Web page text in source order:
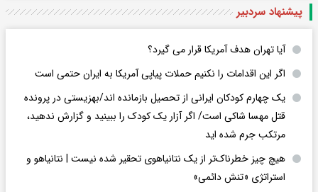
پیشنهاد سردبیر
آیا تهران هدف آمریکا قرار می گیرد؟
اگر این اقدامات را نکنیم حملات پیاپی آمریکا به ایران حتمی است
یک چهارم کودکان ایرانی از تحصیل بازمانده اند/بهزیستی در پرونده
قتل مهسا شاکی است/ اگر آزار یک کودک را ببینید و گزارش ندهید،
مرتکب جرم شده اید
هیچ چیز خطرناک‌تر از یک نتانیاهوی تحقیر شده نیست | نتانیاهو و
استراتژی «تنش دائمی»